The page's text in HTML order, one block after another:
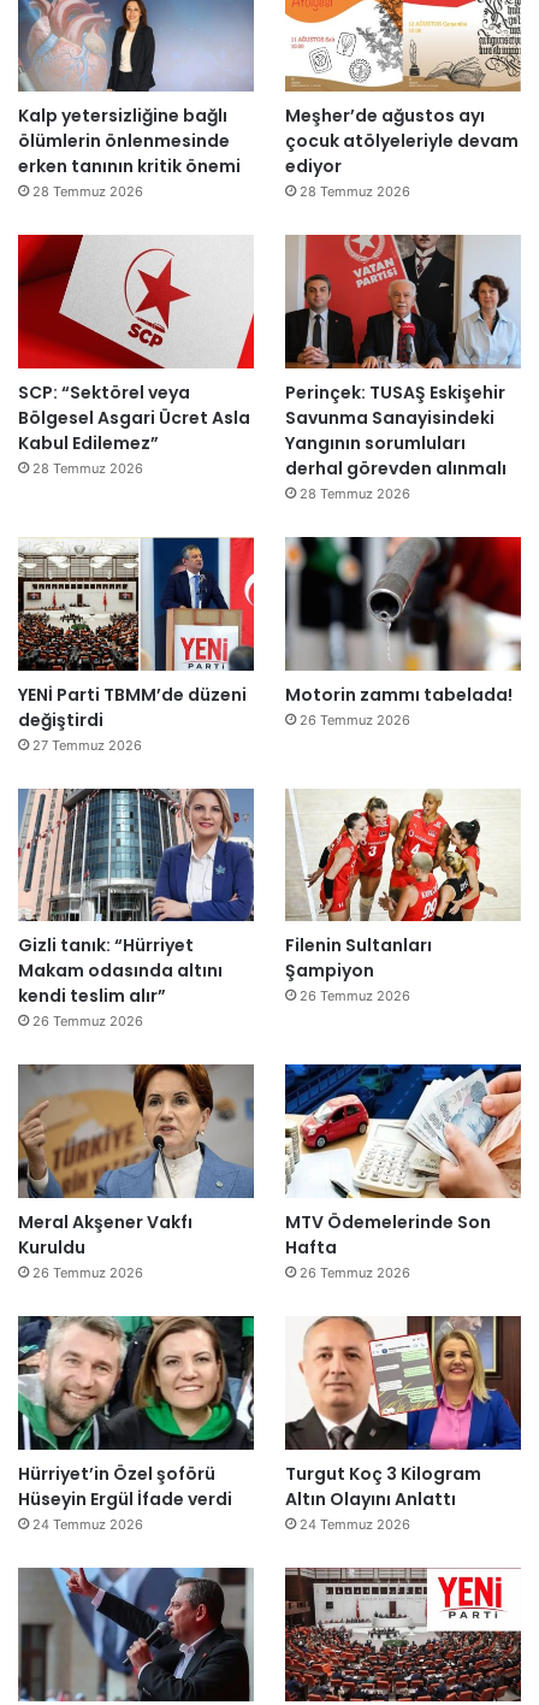
Kalp yetersizliğine bağlı
ölümlerin önlenmesinde
erken tanının kritik önemi
28 Temmuz 2026
Meşher’de ağustos ayı
çocuk atölyeleriyle devam
ediyor
28 Temmuz 2026
SCP: “Sektörel veya
Bölgesel Asgari Ücret Asla
Kabul Edilemez”
28 Temmuz 2026
Perinçek: TUSAŞ Eskişehir
Savunma Sanayisindeki
Yangının sorumluları
derhal görevden alınmalı
28 Temmuz 2026
YENİ Parti TBMM’de düzeni
değiştirdi
27 Temmuz 2026
Motorin zammı tabelada!
26 Temmuz 2026
Gizli tanık: “Hürriyet
Makam odasında altını
kendi teslim alır”
26 Temmuz 2026
Filenin Sultanları
Şampiyon
26 Temmuz 2026
Meral Akşener Vakfı
Kuruldu
26 Temmuz 2026
MTV Ödemelerinde Son
Hafta
26 Temmuz 2026
Hürriyet’in Özel şoförü
Hüseyin Ergül İfade verdi
24 Temmuz 2026
Turgut Koç 3 Kilogram
Altın Olayını Anlattı
24 Temmuz 2026